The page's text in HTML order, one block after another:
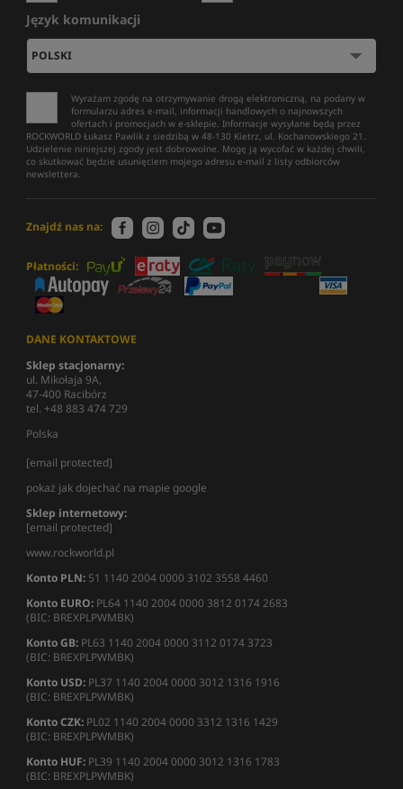
Język komunikacji
Wyrażam zgodę na otrzymywanie drogą elektroniczną, na podany w
formularzu adres e-mail, informacji handlowych o najnowszych
ofertach i promocjach w e-sklepie. Informacje wysyłane będą przez
ROCKWORLD Łukasz Pawlik z siedzibą w 48-130 Kietrz, ul. Kochanowskiego 21.
Udzielenie niniejszej zgody jest dobrowolne. Mogę ją wycofać w każdej chwili,
co skutkować będzie usunięciem mojego adresu e-mail z listy odbiorców
newslettera.
Znajdź nas na:
Płatności:
DANE KONTAKTOWE
Sklep stacjonarny:
ul. Mikołaja 9A,
47-400 Racibórz
tel. +48 883 474 729
Polska
[email protected]
pokaż jak dojechać na mapie google
Sklep internetowy:
[email protected]
www.rockworld.pl
Konto PLN: 51 1140 2004 0000 3102 3558 4460
Konto EURO: PL64 1140 2004 0000 3812 0174 2683
(BIC: BREXPLPWMBK)
Konto GB: PL63 1140 2004 0000 3112 0174 3723
(BIC: BREXPLPWMBK)
Konto USD: PL37 1140 2004 0000 3012 1316 1916
(BIC: BREXPLPWMBK)
Konto CZK: PL02 1140 2004 0000 3312 1316 1429
(BIC: BREXPLPWMBK)
Konto HUF: PL39 1140 2004 0000 3012 1316 1783
(BIC: BREXPLPWMBK)